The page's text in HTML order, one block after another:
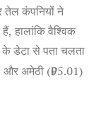
तेल कंपनियों ने
हालांकि वैश्विक
के डेटा से पता चलता
अमेठी (₹95.01)